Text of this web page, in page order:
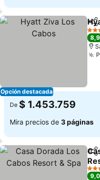
Opción destacada
5
8,9
De $ 1.453.759
Mira precios de 3 páginas
5
9,0